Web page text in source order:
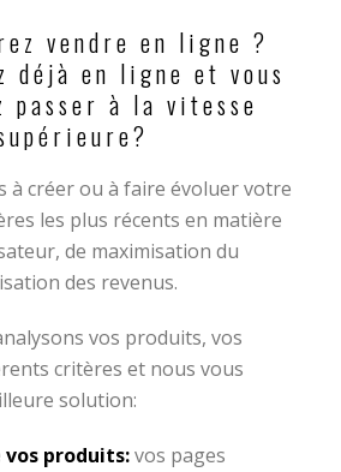
vendre en ligne ?
déjà en ligne et vous
passer à la vitesse
à créer ou à faire évoluer votre
les plus récents en matière
de maximisation du
des revenus.
vos produits, vos
critères et nous vous
solution:
produits:vos pages